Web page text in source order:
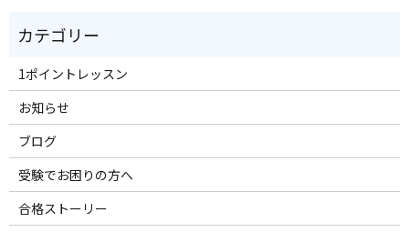
1ポイントレッスン
お知らせ
ブログ
受験でお困りの方へ
合格ストーリー